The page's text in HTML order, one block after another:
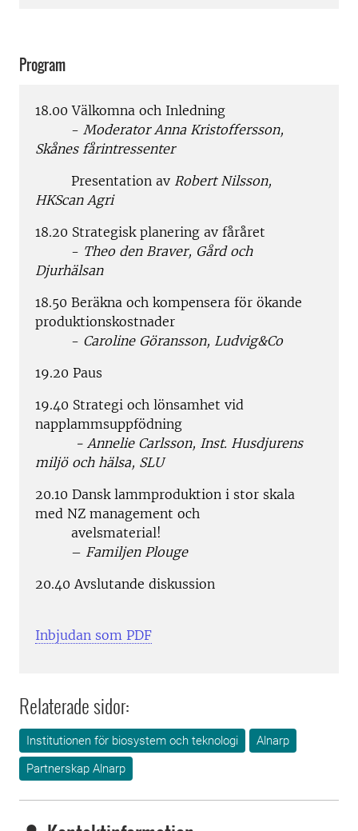
Program
18.00 Välkomna och Inledning
- Moderator Anna Kristoffersson,
Skånes fårintressenter
Presentation av Robert Nilsson,
HKScan Agri
18.20 Strategisk planering av fåråret
- Theo den Braver, Gård och
Djurhälsan
18.50 Beräkna och kompensera för ökande
produktionskostnader
- Caroline Göransson, Ludvig&Co
19.20 Paus
19.40 Strategi och lönsamhet vid
napplammsuppfödning
- Annelie Carlsson, Inst. Husdjurens
miljö och hälsa, SLU
20.10 Dansk lammproduktion i stor skala
med NZ management och
avelsmaterial!
– Familjen Plouge
20.40 Avslutande diskussion
Inbjudan som PDF
Relaterade sidor:
Institutionen för biosystem och teknologi
Alnarp
Partnerskap Alnarp